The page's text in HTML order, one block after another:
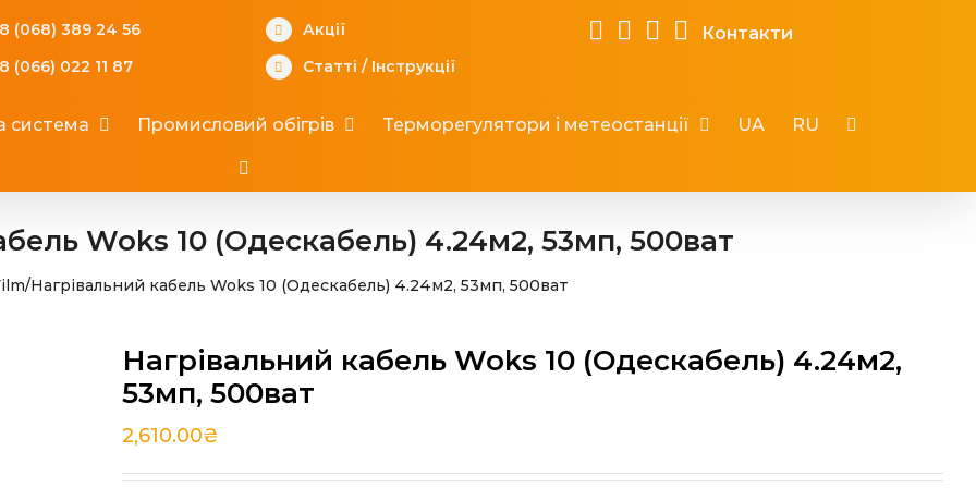
(068) 389 24 56
(066) 022 11 87
Акції
Статті / Інструкції
Контакти
система Промисловий обігрів Терморегулятори і метеостанції UA RU
Woks 10 (Одескабель) 4.24м2, 53мп, 500ват
/Нагрівальний кабель Woks 10 (Одескабель) 4.24м2, 53мп, 500ват
Нагрівальний кабель Woks 10 (Одескабель) 4.24м2,
53мп, 500ват
2,610.00₴